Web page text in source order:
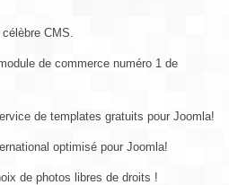
CMS.
de commerce numéro 1 de
de templates gratuits pour Joomla!
optimisé pour Joomla!
de photos libres de droits !